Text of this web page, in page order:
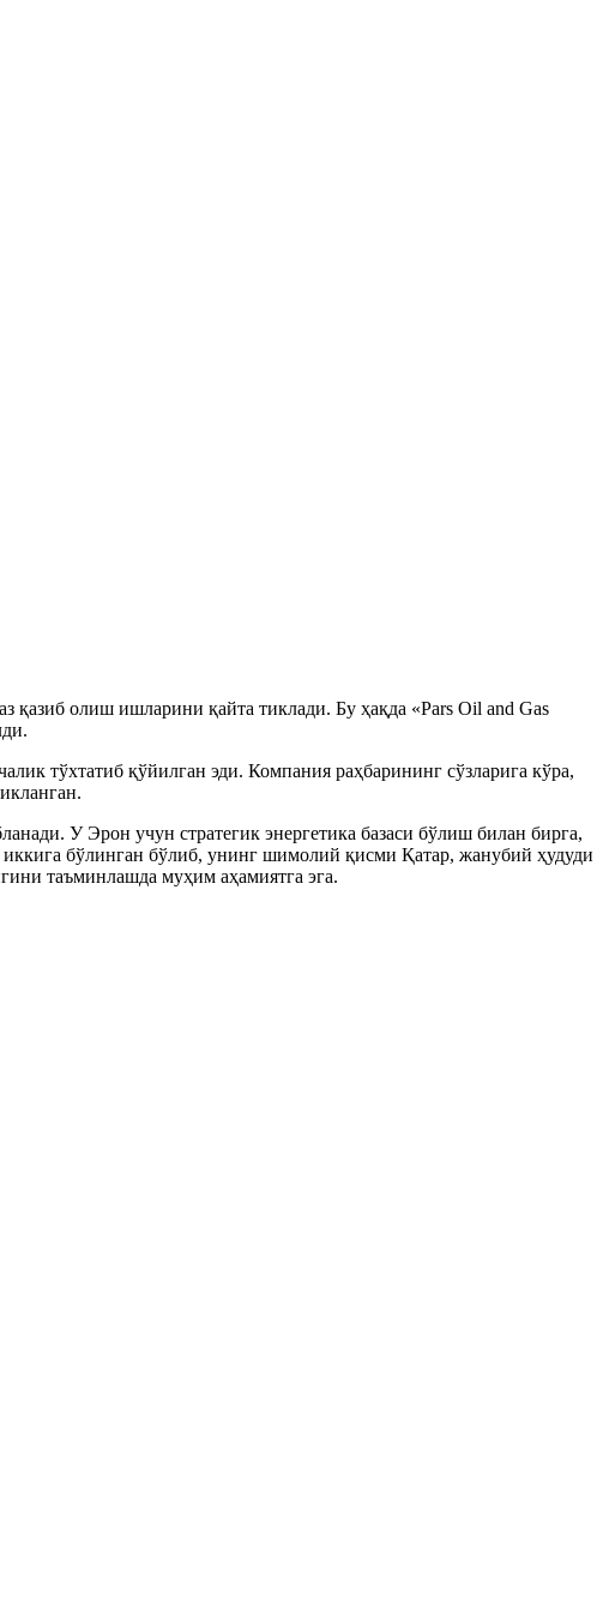
олиш ишларини қайта тиклади. Бу ҳақда «Pars Oil and Gas
тўхтатиб қўйилган эди. Компания раҳбарининг сўзларига кўра,
У Эрон учун стратегик энергетика базаси бўлиш билан бирга,
бўлинган бўлиб, унинг шимолий қисми Қатар, жанубий ҳудуди
таъминлашда муҳим аҳамиятга эга.